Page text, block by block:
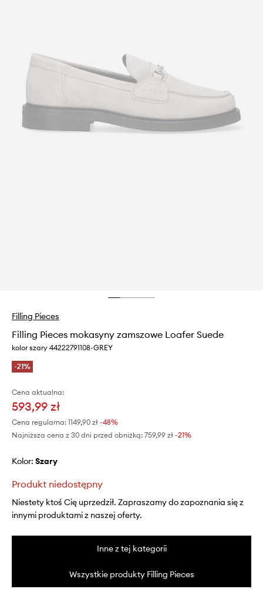
Filling Pieces
Filling Pieces mokasyny zamszowe Loafer Suede
kolor szary 44222791108-GREY
-21%
Cena aktualna:
593,99 zł
Cena regularna: 1149,90 zł -48%
Najniższa cena z 30 dni przed obniżką: 759,99 zł -21%
Kolor: szary
Produkt niedostępny
Niestety ktoś Cię uprzedził. Zapraszamy do zapoznania się z
innymi produktami z naszej oferty.
Inne z tej kategorii
Wszystkie produkty Filling Pieces